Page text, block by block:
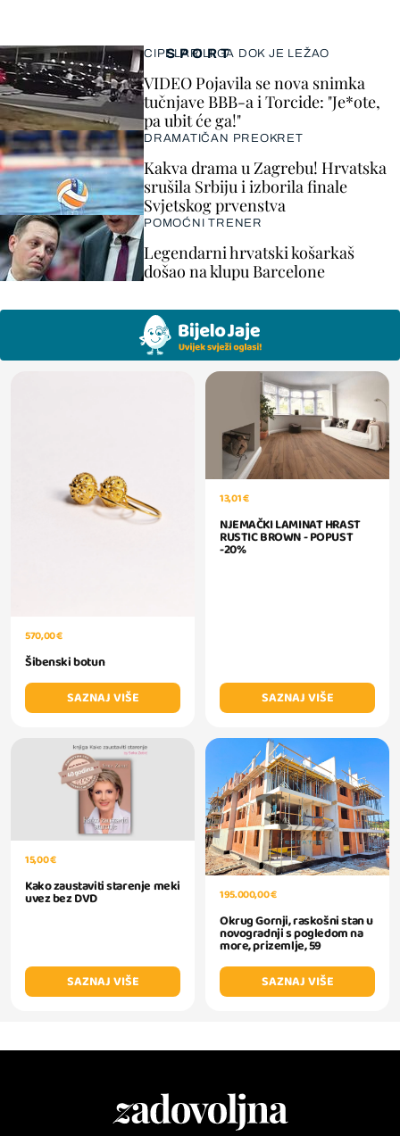
SPORT
CIPELARILI GA DOK JE LEŽAO
VIDEO Pojavila se nova snimka
tučnjave BBB-a i Torcide: "Je*ote,
pa ubit će ga!"
DRAMATIČAN PREOKRET
Kakva drama u Zagrebu! Hrvatska
srušila Srbiju i izborila finale
Svjetskog prvenstva
POMOĆNI TRENER
Legendarni hrvatski košarkaš
došao na klupu Barcelone
570,00 €
Šibenski botun
SAZNAJ VIŠE
13,01 €
NJEMAČKI LAMINAT HRAST
RUSTIC BROWN - POPUST
-20%
SAZNAJ VIŠE
15,00 €
Kako zaustaviti starenje meki
uvez bez DVD
SAZNAJ VIŠE
195.000,00 €
Okrug Gornji, raskošni stan u
novogradnji s pogledom na
more, prizemlje, 59
SAZNAJ VIŠE